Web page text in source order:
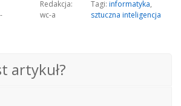
Redakcja:
wc-a
Tagi: informatyka,
sztuczna inteligencja
artykuł?